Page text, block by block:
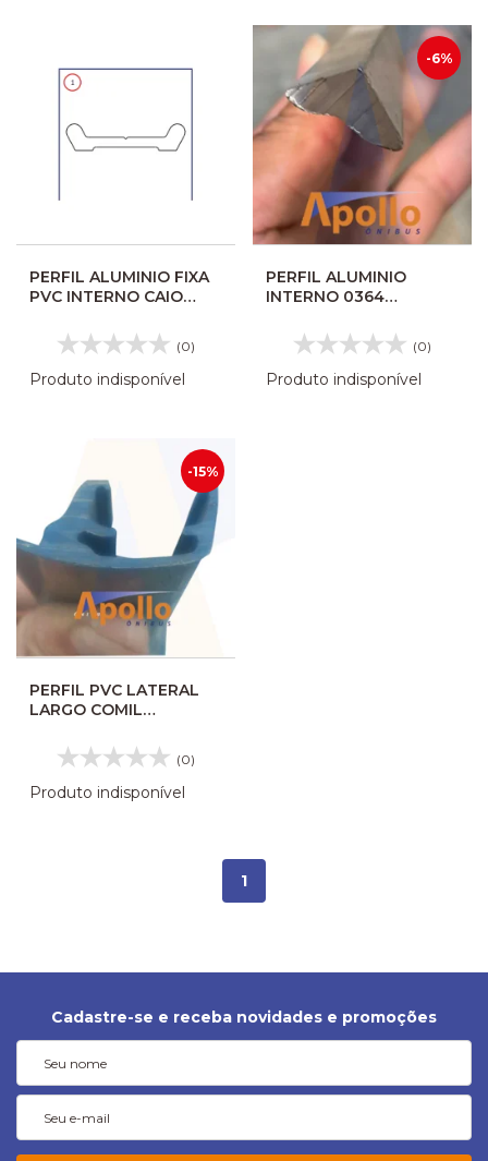
PERFIL ALUMINIO FIXA
PVC INTERNO CAIO
(0)
Produto indisponível
-6%
PERFIL ALUMINIO
INTERNO 0364
(0)
Produto indisponível
-15%
PERFIL PVC LATERAL
LARGO COMIL
02806
(0)
Produto indisponível
1
Cadastre-se e receba novidades e promoções